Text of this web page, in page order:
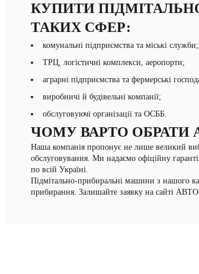
КУПИТИ
ТАКИХ СФЕР:
комунальні підприємства та міські служби;
ТРЦ, логістичні комплекси, аеропорти;
аграрні підприємства та фермерські
виробничі й будівельні компанії;
обслуговуючі організації та ОСББ.
ЧОМУ ВАРТО ОБРАТИ
Наша компанія пропонує не лише великий
обслуговування. Ми надаємо офіційну
по всій Україні.
Підмітально-прибиральні машини з нашого
прибирання. Залишайте заявку на сайті